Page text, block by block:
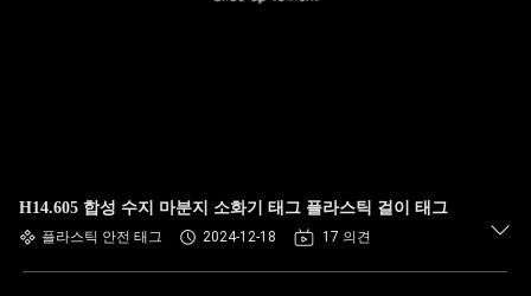
H14.605 합성 수지 마분지 소화기 태그 플라스틱 걸이 태그
플라스틱 안전 태그 2024-12-18 17 의견